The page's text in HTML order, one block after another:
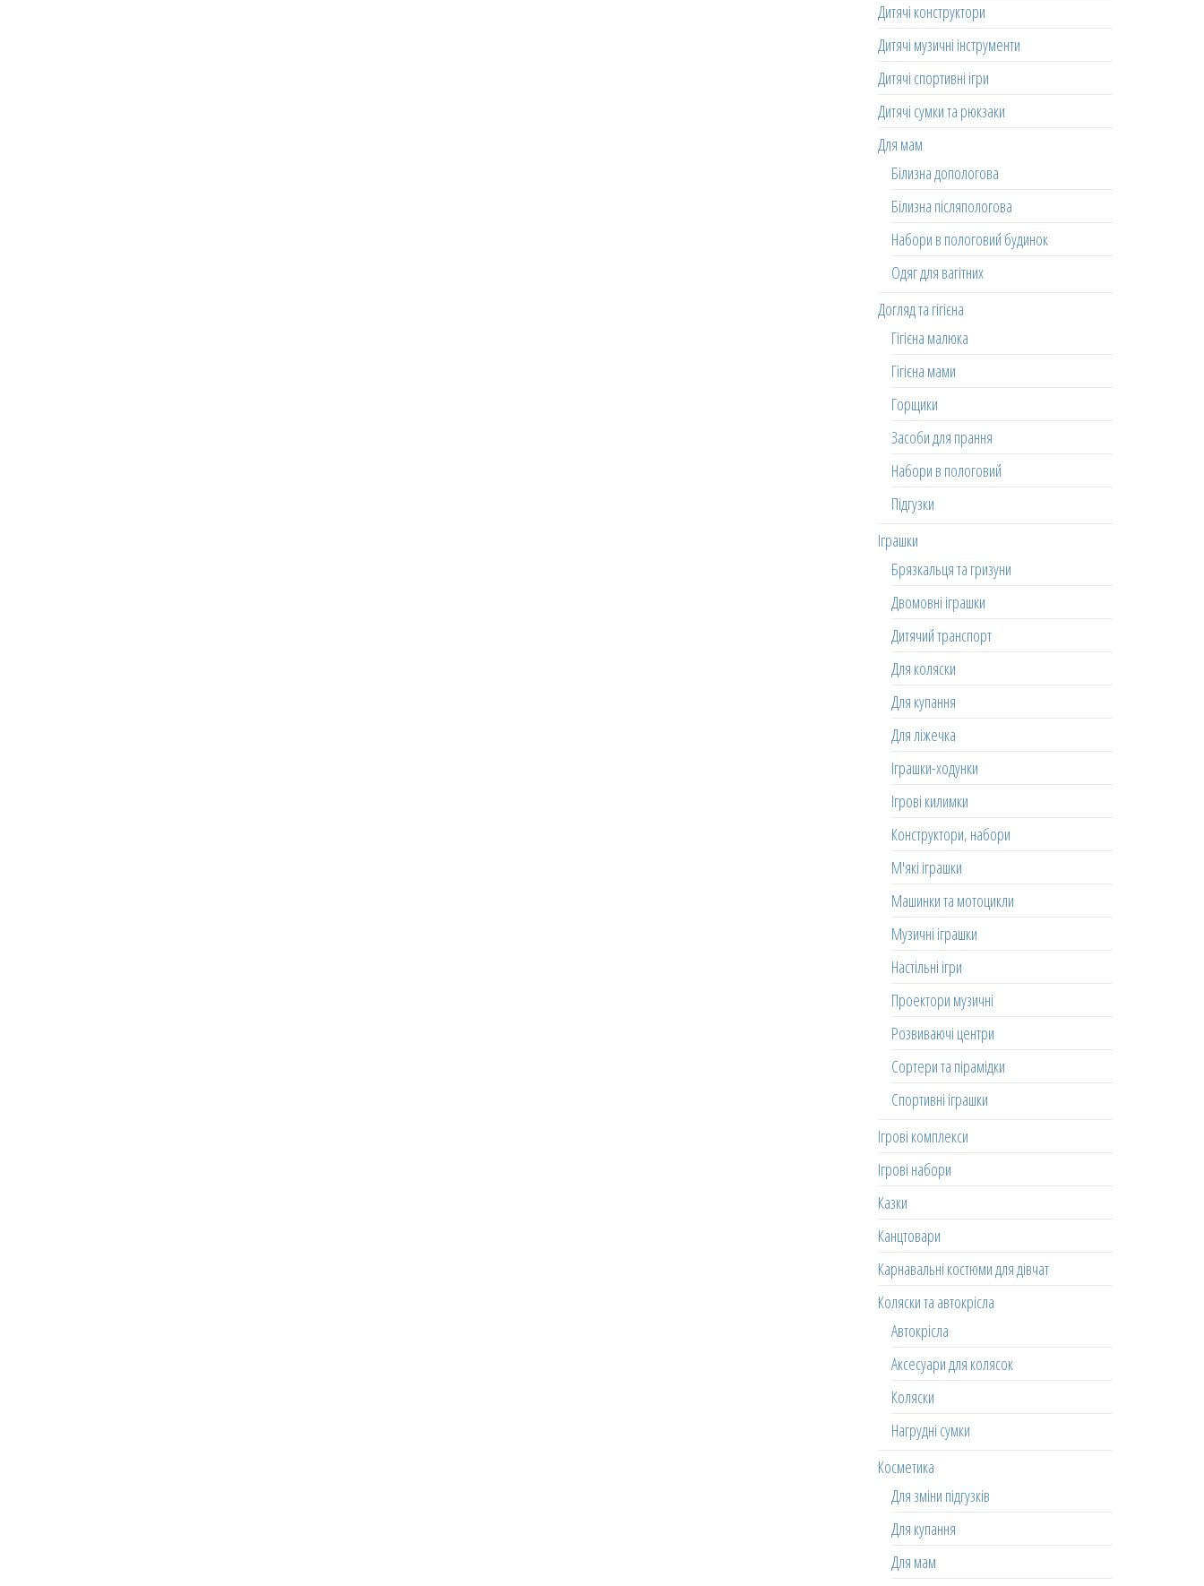
Дитячі конструктори
Дитячі музичні інструменти
Дитячі спортивні ігри
Дитячі сумки та рюкзаки
Для мам
Білизна допологова
Білизна післяпологова
Набори в пологовий будинок
Одяг для вагітних
Догляд та гігієна
Гігієна малюка
Гігієна мами
Горщики
Засоби для прання
Набори в пологовий
Підгузки
Іграшки
Брязкальця та гризуни
Двомовні іграшки
Дитячий транспорт
Для коляски
Для купання
Для ліжечка
Іграшки-ходунки
Ігрові килимки
Конструктори, набори
М'які іграшки
Машинки та мотоцикли
Музичні іграшки
Настільні ігри
Проектори музичні
Розвиваючі центри
Сортери та пірамідки
Спортивні іграшки
Ігрові комплекси
Ігрові набори
Казки
Канцтовари
Карнавальні костюми для дівчат
Коляски та автокрісла
Автокрісла
Аксесуари для колясок
Коляски
Нагрудні сумки
Косметика
Для зміни підгузків
Для купання
Для мам